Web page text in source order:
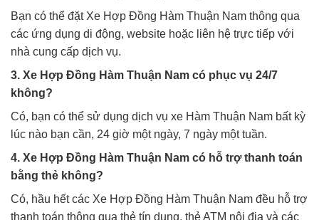
Bạn có thể đặt Xe Hợp Đồng Hàm Thuận Nam thông qua
các ứng dụng di động, website hoặc liên hệ trực tiếp với
nhà cung cấp dịch vụ.
3. Xe Hợp Đồng Hàm Thuận Nam có phục vụ 24/7
không?
Có, bạn có thể sử dụng dịch vụ xe Hàm Thuận Nam bất kỳ
lúc nào bạn cần, 24 giờ một ngày, 7 ngày một tuần.
4. Xe Hợp Đồng Hàm Thuận Nam có hỗ trợ thanh toán
bằng thẻ không?
Có, hầu hết các Xe Hợp Đồng Hàm Thuận Nam đều hỗ trợ
thanh toán thông qua thẻ tín dụng, thẻ ATM nội địa và các